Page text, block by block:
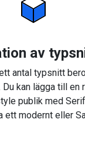
av
antal typsnitt
kan lägga till en
publik med
ett modernt eller